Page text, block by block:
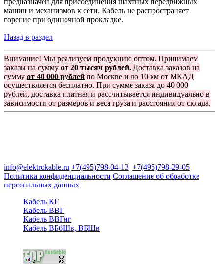
машин и механизмов к сети. Кабель не распространяет
горение при одиночной прокладке.
Назад в раздел
Внимание! Мы реализуем продукцию оптом. Принимаем
заказы на сумму от 20 тысяч рублей. Доставка заказов на
сумму от 40 000 рублей по Москве и до 10 км от МКАД
осуществляется бесплатно. При сумме заказа до 40 000
рублей, доставка платная и рассчитывается индивидуально в
зависимости от размеров и веса груза и расстояния от склада.
info@elektrokable.ru +7(495)798-04-13 +7(495)798-29-05
Политика конфиденциальности Соглашение об обработке
персональных данных
Кабель КГ
Кабель ВВГ
Кабель ВВГнг
Кабель ВБбШв, ВБШв